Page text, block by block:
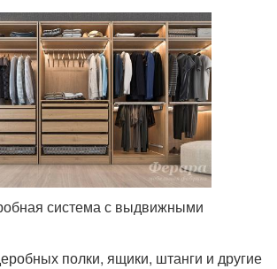
система с выдвижными
полки, ящики, штанги и другие